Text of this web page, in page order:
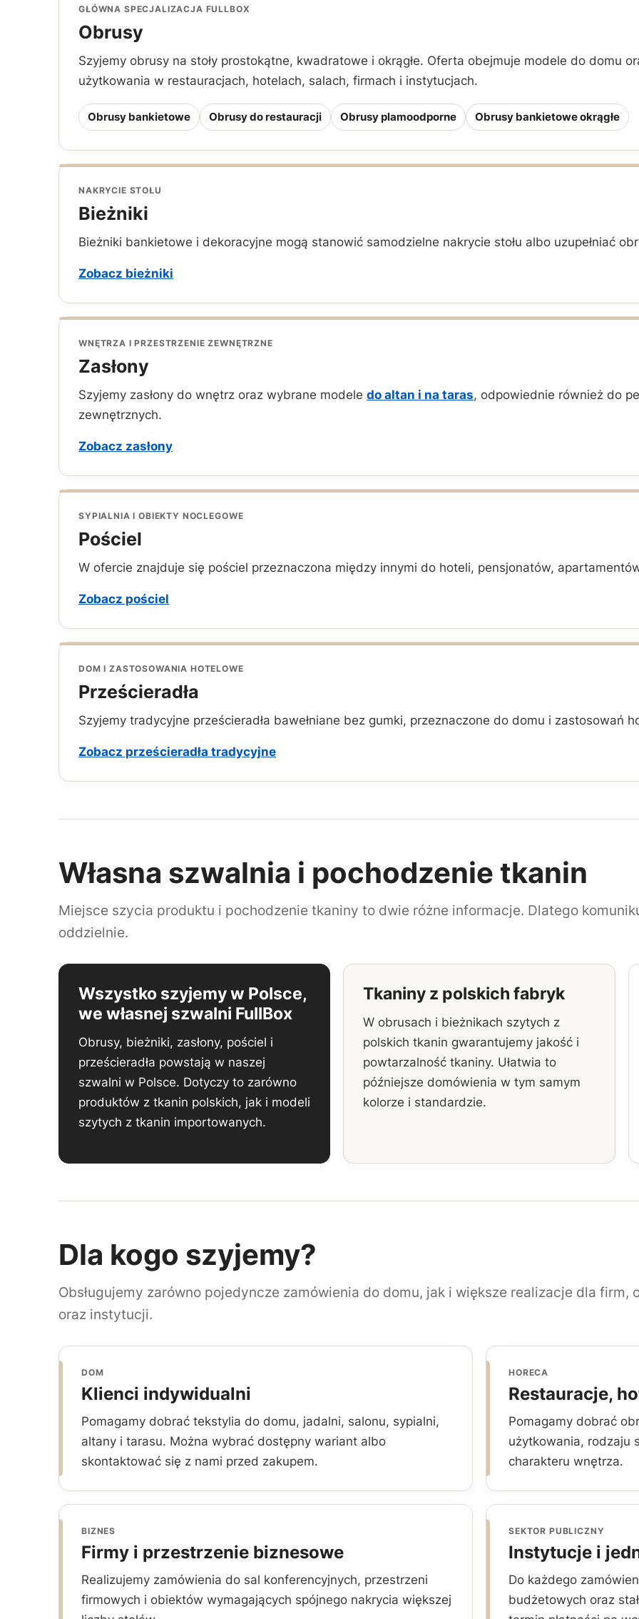
GŁÓWNA SPECJALIZACJA FULLBOX
Obrusy
Szyjemy obrusy na stoły prostokątne, kwadratowe i okrągłe. Oferta obejmuje modele do domu
użytkowania w restauracjach, hotelach, salach, firmach i instytucjach.
Obrusy bankietowe Obrusy do restauracji Obrusy plamoodporne Obrusy bankietowe okrągłe
NAKRYCIE STOŁU
Bieżniki
Bieżniki bankietowe i dekoracyjne mogą stanowić samodzielne nakrycie stołu albo uzupełniać
Zobacz bieżniki
WNĘTRZA I PRZESTRZENIE ZEWNĘTRZNE
Zasłony
Szyjemy zasłony do wnętrz oraz wybrane modele do altan i na taras, odpowiednie również do
zewnętrznych.
Zobacz zasłony
SYPIALNIA I OBIEKTY NOCLEGOWE
Pościel
W ofercie znajduje się pościel przeznaczona między innymi do hoteli, pensjonatów,
Zobacz pościel
DOM I ZASTOSOWANIA HOTELOWE
Prześcieradła
Szyjemy tradycyjne prześcieradła bawełniane bez gumki, przeznaczone do domu i zastosowań
Zobacz prześcieradła tradycyjne
Własna szwalnia i pochodzenie tkanin
Miejsce szycia produktu i pochodzenie tkaniny to dwie różne informacje. Dlatego
oddzielnie.
Wszystko szyjemy w Polsce,
we własnej szwalni FullBox
Obrusy, bieżniki, zasłony, pościel i
prześcieradła powstają w naszej
szwalni w Polsce. Dotyczy to zarówno
produktów z tkanin polskich, jak i modeli
szytych z tkanin importowanych.
Tkaniny z polskich fabryk
W obrusach i bieżnikach szytych z
polskich tkanin gwarantujemy jakość i
powtarzalność tkaniny. Ułatwia to
późniejsze domówienia w tym samym
kolorze i standardzie.
Dla kogo szyjemy?
Obsługujemy zarówno pojedyncze zamówienia do domu, jak i większe realizacje dla firm,
oraz instytucji.
DOM
Klienci indywidualni
Pomagamy dobrać tekstylia do domu, jadalni, salonu, sypialni,
altany i tarasu. Można wybrać dostępny wariant albo
skontaktować się z nami przed zakupem.
HORECA
Restauracje,
Pomagamy dobrać
użytkowania, rodzaju
charakteru wnętrza.
BIZNES
Firmy i przestrzenie biznesowe
Realizujemy zamówienia do sal konferencyjnych, przestrzeni
firmowych i obiektów wymagających spójnego nakrycia większej
SEKTOR PUBLICZNY
Instytucje i
Do każdego
budżetowych oraz